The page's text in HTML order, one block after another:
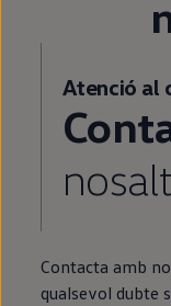
Atenció al
Contacta amb
qualsevol dubte